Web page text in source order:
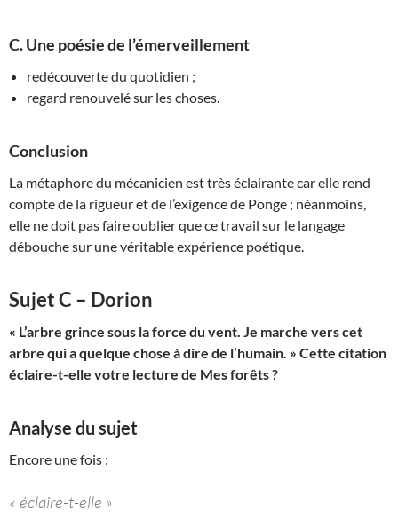
C. Une poésie de l’émerveillement
redécouverte du quotidien ;
regard renouvelé sur les choses.
Conclusion
La métaphore du mécanicien est très éclairante car elle rend
compte de la rigueur et de l’exigence de Ponge ; néanmoins,
elle ne doit pas faire oublier que ce travail sur le langage
débouche sur une véritable expérience poétique.
Sujet C – Dorion
« L’arbre grince sous la force du vent. Je marche vers cet
arbre qui a quelque chose à dire de l’humain. » Cette citation
éclaire-t-elle votre lecture de Mes forêts ?
Analyse du sujet
Encore une fois :
« éclaire-t-elle »